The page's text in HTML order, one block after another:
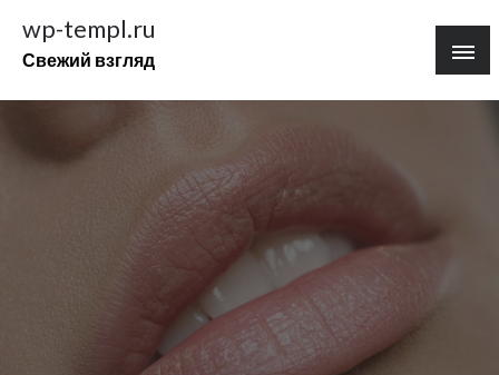
содержимому
wp-templ.ru
Свежий взгляд